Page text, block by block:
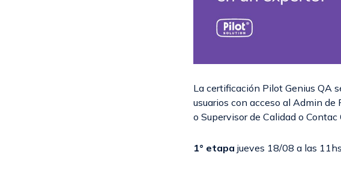
La certificación Pilot Genius QA
usuarios con acceso al Admin
o Supervisor de Calidad o Contac
1° etapa jueves 18/08 a las